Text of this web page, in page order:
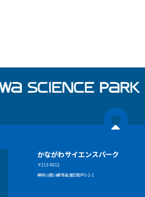
かながわサイエンスパーク
〒213-0012
神奈川県川崎市高津区坂戸3-2-1